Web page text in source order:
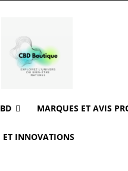
MARQUES ET AVIS
ET INNOVATIONS